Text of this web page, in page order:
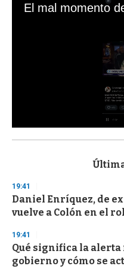
s
d
s
o
f
3
s
c
19:41
Daniel Enríquez, de
vuelve a Colón en el
19:41
Qué significa la
gobierno y cómo se